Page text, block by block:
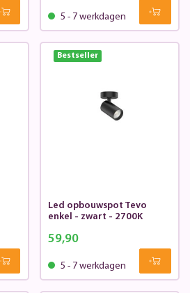
5 - 7 werkdagen
Bestseller
Led opbouwspot Tevo
enkel - zwart - 2700K
59,90
5 - 7 werkdagen